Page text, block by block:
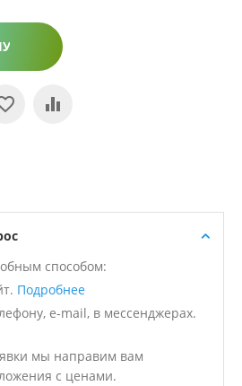
способом:
Подробнее
e-mail, в мессенджерах.
мы направим вам
с ценами.